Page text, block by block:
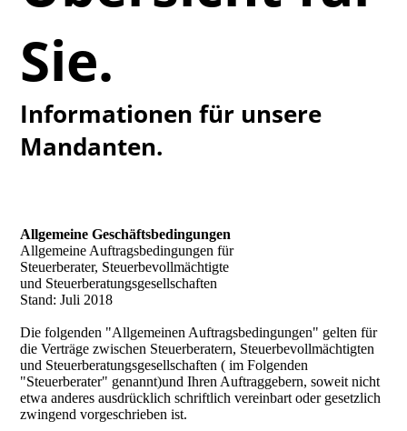
Sie.
Informationen für unsere
Mandanten.
Allgemeine Geschäftsbedingungen
Allgemeine Auftragsbedingungen für
Steuerberater, Steuerbevollmächtigte
und Steuerberatungsgesellschaften
Stand: Juli 2018
Die folgenden "Allgemeinen Auftragsbedingungen" gelten für
die Verträge zwischen Steuerberatern, Steuerbevollmächtigten
und Steuerberatungsgesellschaften ( im Folgenden
"Steuerberater" genannt)und Ihren Auftraggebern, soweit nicht
etwa anderes ausdrücklich schriftlich vereinbart oder gesetzlich
zwingend vorgeschrieben ist.